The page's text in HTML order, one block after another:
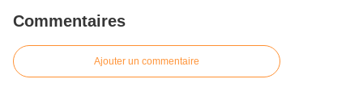
Commentaires
Ajouter un commentaire